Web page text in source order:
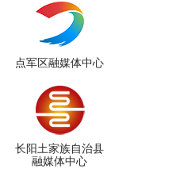
点军区融媒体中心
长阳土家族自治县
融媒体中心